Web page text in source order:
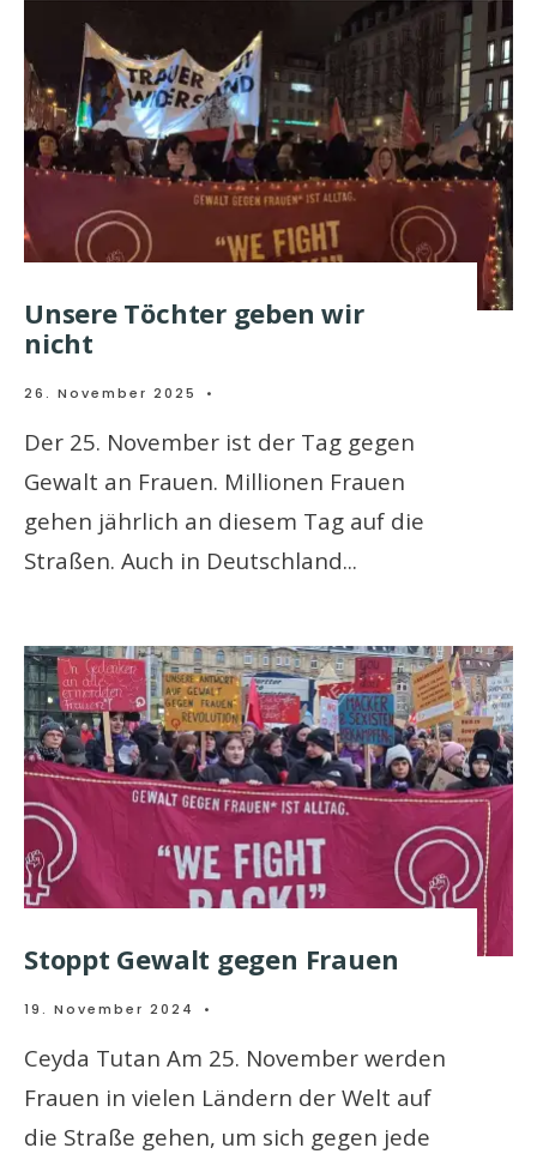
Unsere Töchter geben wir
nicht
26. November 2025 •
Der 25. November ist der Tag gegen
Gewalt an Frauen. Millionen Frauen
gehen jährlich an diesem Tag auf die
Straßen. Auch in Deutschland...
Stoppt Gewalt gegen Frauen
19. November 2024 •
Ceyda Tutan Am 25. November werden
Frauen in vielen Ländern der Welt auf
die Straße gehen, um sich gegen jede